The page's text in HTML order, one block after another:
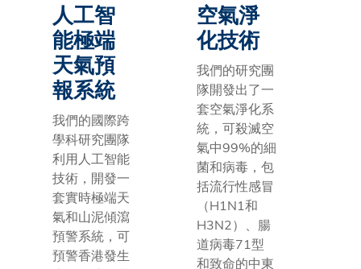
人工智
能極端
天氣預
報系統
我們的國際跨
學科研究團隊
利用人工智能
技術，開發一
套實時極端天
氣和山泥傾瀉
預警系統，可
預警香港發生
空氣淨
化技術
我們的研究團
隊開發出了一
套空氣淨化系
統，可殺滅空
氣中99%的細
菌和病毒，包
括流行性感冒
（H1N1和
H3N2）、腸
道病毒71型
和致命的中東